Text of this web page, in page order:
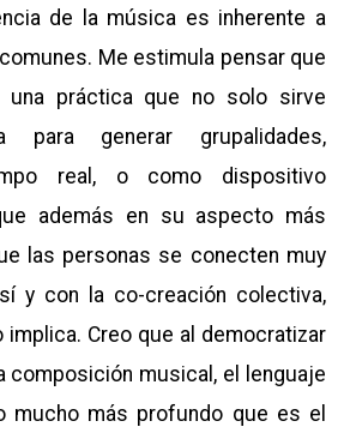
de la música es inherente a
Me estimula pensar que
una práctica que no solo sirve
para generar grupalidades,
real, o como dispositivo
además en su aspecto más
las personas se conecten muy
y con la co-creación colectiva,
Creo que al democratizar
composición musical, el lenguaje
mucho más profundo que es el